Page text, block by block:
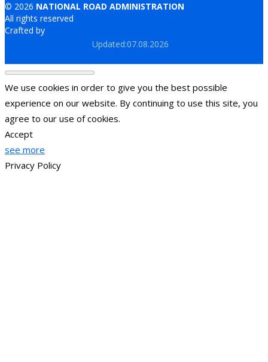
© 2026 NATIONAL ROAD ADMINISTRATION
All rights reserved
Crafted by
Updated:07.08.2026
We use cookies in order to give you the best possible
experience on our website. By continuing to use this site, you
agree to our use of cookies.
Accept
see more
Privacy Policy